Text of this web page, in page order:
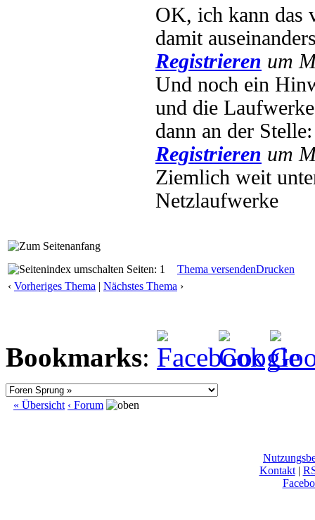
OK, ich kann das
damit
Registrieren um
Und noch ein
und die
dann an der
Registrieren um
Ziemlich weit
Netzlaufwerke
Seiten: 1 Thema versendenDrucken
‹ Vorheriges Thema | Nächstes Thema ›
Bookmarks:
« Übersicht ‹ Forum
Kontakt|